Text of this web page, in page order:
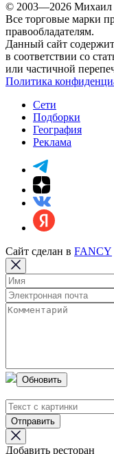
© 2003—2026 Михаил
Все торговые марки
правообладателям.
Данный сайт
в соответствии со
или частичной
Политика
Сети
Подборки
География
Реклама
Сайт сделан в FANCY
Обновить
Отправить
Добавить ресторан